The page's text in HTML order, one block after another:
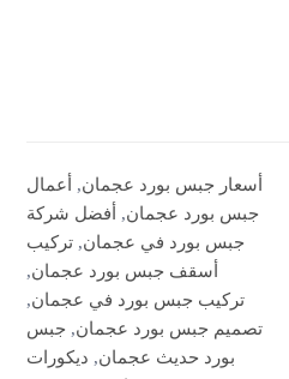
أسعار جبس بورد عجمان, أعمال
جبس بورد عجمان, أفضل شركة
جبس بورد في عجمان, تركيب
أسقف جبس بورد عجمان,
تركيب جبس بورد في عجمان,
تصميم جبس بورد عجمان, جبس
بورد حديث عجمان, ديكورات